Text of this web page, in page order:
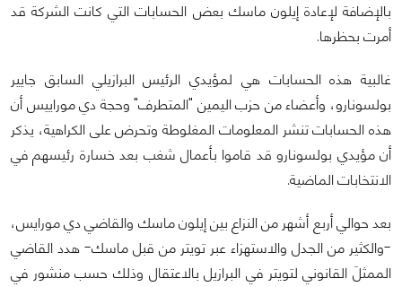
بالإضافة لإعادة إيلون ماسك بعض الحسابات التي كانت الشركة قد
أمرت بحظرها.
غالبية هذه الحسابات هي لمؤيدي الرئيس البرازيلي السابق جايير
بولسونارو، وأعضاء من حزب اليمين "المتطرف" وحجة دي موراييس أن
هذه الحسابات تنشر المعلومات المغلوطة وتحرض على الكراهية، يذكر
أن مؤيدي بولسونارو قد قاموا بأعمال شغب بعد خسارة رئيسهم في
الانتخابات الماضية.
بعد حوالي أربع أشهر من النزاع بين إيلون ماسك والقاضي دي مورايس،
-والكثير من الجدل والاستهزاء عبر تويتر من قبل ماسك- هدد القاضي
الممثلَ القانوني لتويتر في البرازيل بالاعتقال وذلك حسب منشور في